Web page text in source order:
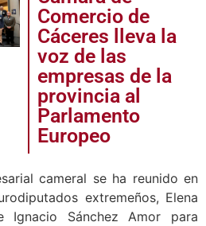
Comercio de
Cáceres lleva la
voz de las
empresas de la
provincia al
Parlamento
Europeo
cameral se ha reunido en
extremeños, Elena
Ignacio Sánchez Amor para